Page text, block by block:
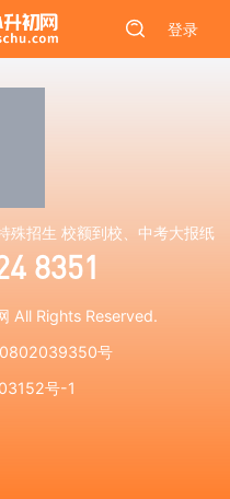
登录
殊招生 校额到校、中考大报纸
8351
All Rights Reserved.
号
号-1